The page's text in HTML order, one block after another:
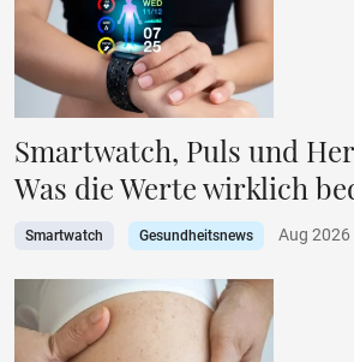
Smartwatch, Puls und
Was die Werte wirklich
Smartwatch Gesundheitsnews Aug 2026